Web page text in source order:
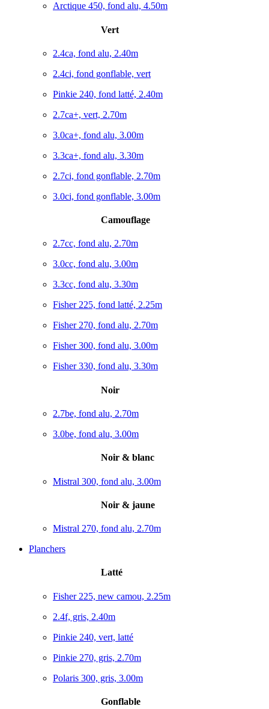
Arctique 450, fond alu, 4.50m
Vert
2.4ca, fond alu, 2.40m
2.4ci, fond gonflable, vert
Pinkie 240, fond latté, 2.40m
2.7ca+, vert, 2.70m
3.0ca+, fond alu, 3.00m
3.3ca+, fond alu, 3.30m
2.7ci, fond gonflable, 2.70m
3.0ci, fond gonflable, 3.00m
Camouflage
2.7cc, fond alu, 2.70m
3.0cc, fond alu, 3.00m
3.3cc, fond alu, 3.30m
Fisher 225, fond latté, 2.25m
Fisher 270, fond alu, 2.70m
Fisher 300, fond alu, 3.00m
Fisher 330, fond alu, 3.30m
Noir
2.7be, fond alu, 2.70m
3.0be, fond alu, 3.00m
Noir & blanc
Mistral 300, fond alu, 3.00m
Noir & jaune
Mistral 270, fond alu, 2.70m
Planchers
Latté
Fisher 225, new camou, 2.25m
2.4f, gris, 2.40m
Pinkie 240, vert, latté
Pinkie 270, gris, 2.70m
Polaris 300, gris, 3.00m
Gonflable